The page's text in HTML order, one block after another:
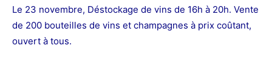
Le 23 novembre, Déstockage de vins de 16h à 20h. Vente
de 200 bouteilles de vins et champagnes à prix coûtant,
ouvert à tous.